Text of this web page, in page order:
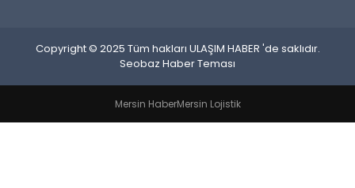
Copyright © 2025 Tüm hakları ULAŞIM HABER 'de saklıdır.
Seobaz Haber Teması
Mersin HaberMersin Lojistik